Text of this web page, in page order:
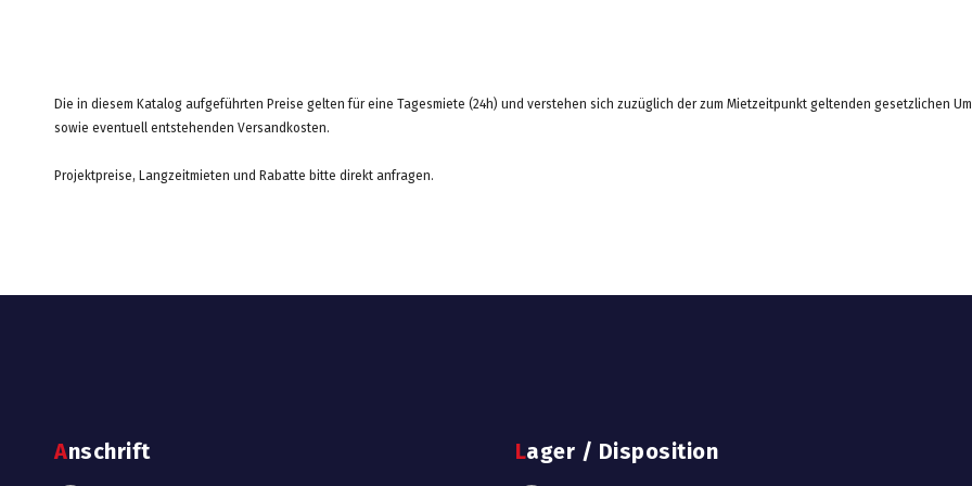
Die in diesem Katalog aufgeführten Preise gelten für eine Tagesmiete (24h) und verstehen sich zuzüglich der zum Mietzeitpunkt geltenden gesetzlichen
sowie eventuell entstehenden Versandkosten.
Projektpreise, Langzeitmieten und Rabatte bitte direkt anfragen.
Anschrift Lager / Disposition